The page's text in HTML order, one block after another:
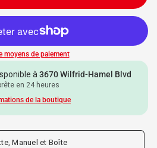
moyens de paiement
à3670 Wilfrid-Hamel Blvd
en 24 heures
de la boutique
Manuel et Boîte